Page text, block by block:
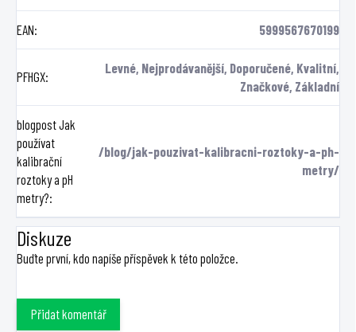
EAN: 5999567670199
PFHGX:
Levné, Nejprodávanější, Doporučené, Kvalitní,
Značkové, Základní
blogpost Jak
používat
kalibrační
roztoky a pH
metry?:
/blog/jak-pouzivat-kalibracni-roztoky-a-ph-
metry/
Diskuze
Buďte první, kdo napíše příspěvek k této položce.
Přidat komentář